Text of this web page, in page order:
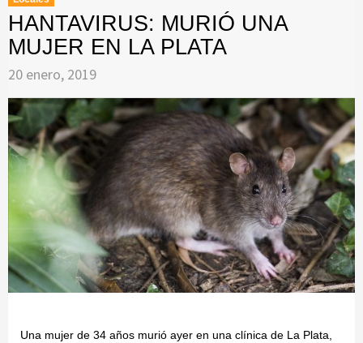
HANTAVIRUS: MURIÓ UNA
MUJER EN LA PLATA
20 enero, 2019
Una mujer de 34 años murió ayer en una clínica de La Plata,